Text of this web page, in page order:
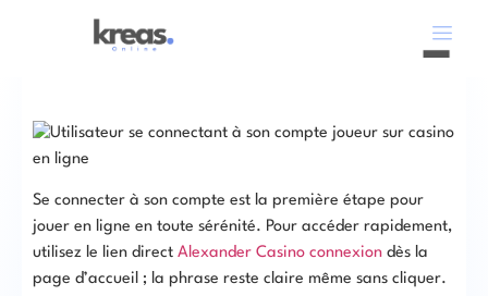
Se connecter à son compte est la première étape pour
jouer en ligne en toute sérénité. Pour accéder rapidement,
utilisez le lien direct Alexander Casino connexion dès la
page d’accueil ; la phrase reste claire même sans cliquer.